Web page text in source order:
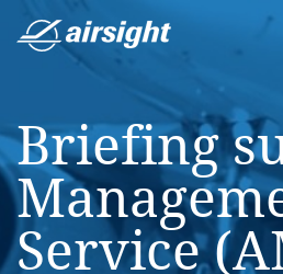
Briefing
Service